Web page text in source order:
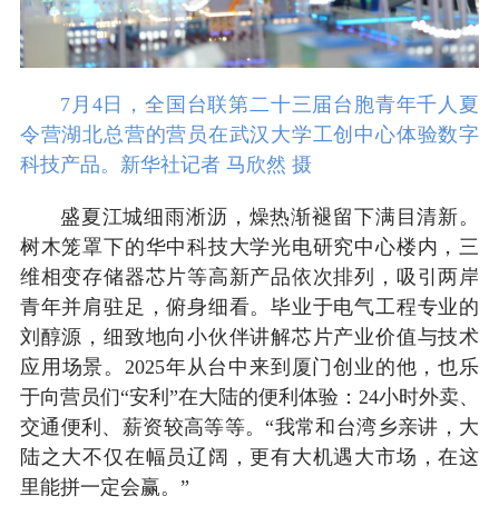
7月4日，全国台联第二十三届台胞青年千人夏
令营湖北总营的营员在武汉大学工创中心体验数字
科技产品。新华社记者 马欣然 摄
盛夏江城细雨淅沥，燥热渐褪留下满目清新。
树木笼罩下的华中科技大学光电研究中心楼内，三
维相变存储器芯片等高新产品依次排列，吸引两岸
青年并肩驻足，俯身细看。毕业于电气工程专业的
刘醇源，细致地向小伙伴讲解芯片产业价值与技术
应用场景。2025年从台中来到厦门创业的他，也乐
于向营员们“安利”在大陆的便利体验：24小时外卖、
交通便利、薪资较高等等。“我常和台湾乡亲讲，大
陆之大不仅在幅员辽阔，更有大机遇大市场，在这
里能拼一定会赢。”